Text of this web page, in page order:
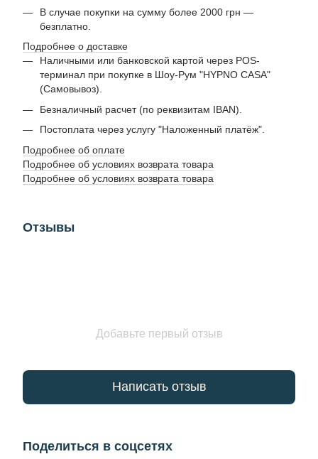
В случае покупки на сумму более 2000 грн —
безплатно.
Подробнее о доставке
Наличными или банковской картой через POS-
терминал при покупке в Шоу-Рум "HYPNO CASA"
(Самовывоз).
Безналичный расчет (по реквизитам IBAN).
Постоплата через услугу "Наложенный платёж".
Подробнее об оплате
Подробнее об условиях возврата товара
Подробнее об условиях возврата товара
Отзывы
Добавьте первый отзыв
Написать отзыв
Поделиться в соцсетях